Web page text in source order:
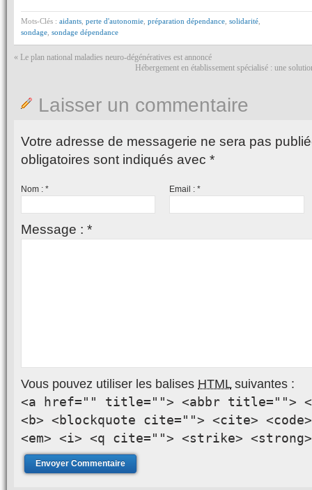
Mots-Clés : aidants perte d'autonomie préparation dépendance solidarité
sondage sondage dépendance
« Le plan national maladies neuro-dégénératives est annoncé
Hébergement en établissement spécialisé : une
Laisser un commentaire
Votre adresse de messagerie ne sera pas
obligatoires sont indiqués avec *
Nom : * Email :*
Message : *
Vous pouvez utiliser les balises HTMLsuivantes :
<a href="" title=""> <abbr title="">
<b> <blockquote cite=""> <cite>
<em> <i> <q cite=""> <strike> <strong>